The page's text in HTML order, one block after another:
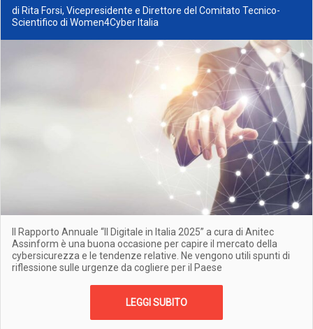
di Rita Forsi, Vicepresidente e Direttore del Comitato Tecnico-
Scientifico di Women4Cyber Italia
Il Rapporto Annuale “Il Digitale in Italia 2025” a cura di Anitec
Assinform è una buona occasione per capire il mercato della
cybersicurezza e le tendenze relative. Ne vengono utili spunti di
riflessione sulle urgenze da cogliere per il Paese
LEGGI SUBITO